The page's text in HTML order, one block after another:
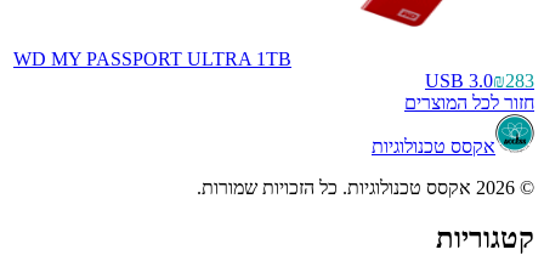
WD MY PASSPORT ULTRA 1TB
USB 3.0₪283
חזור לכל המוצרים
אקסס טכנולוגיות
© 2026 אקסס טכנולוגיות. כל הזכויות שמורות.
קטגוריות